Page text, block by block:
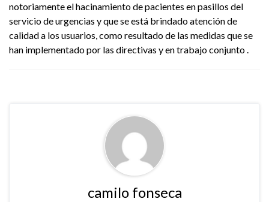
notoriamente el hacinamiento de pacientes en pasillos del
servicio de urgencias y que se está brindado atención de
calidad a los usuarios, como resultado de las medidas que se
han implementado por las directivas y en trabajo conjunto .
camilo fonseca